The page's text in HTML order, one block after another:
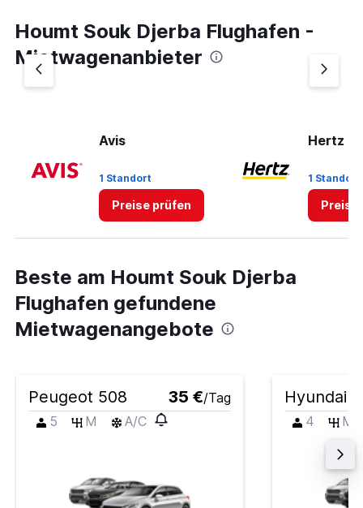
Houmt Souk Djerba Flughafen -
Mietwagenanbieter
Avis
1 Standort
Preise prüfen
Hertz
1 Standort
Preise
Beste am Houmt Souk Djerba
Flughafen gefundene
Mietwagenangebote
Peugeot 508 35 €/Tag
5
M A/C
Hyundai
4 M